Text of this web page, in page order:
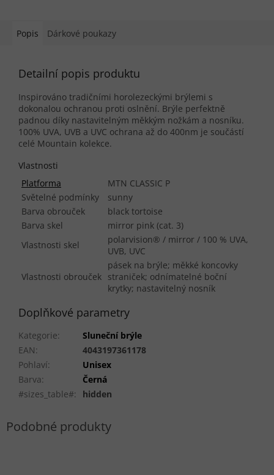
Popis Dárkové poukazy
Detailní popis produktu
Inspirováno tradičními horolezeckými brýlemi s
dokonalou ochranou proti oslnění. Brýle perfektně
padnou díky nastavitelným měkkým nožkám a nosníku.
100% UVA, UVB a UVC ochrana až do 400nm je součástí
celé Mountain kolekce.
Vlastnosti
Platforma
MTN CLASSIC P
Světelné podmínky
sunny
Barva obrouček
black tortoise
Barva skel
mirror pink (cat. 3)
Vlastnosti skel
polarvision® / mirror / 100 % UVA,
UVB, UVC
Vlastnosti obrouček
pásek na brýle; měkké koncovky
straniček; odnímatelné boční
krytky; nastavitelný nosník
Doplňkové parametry
Kategorie:
Sluneční brýle
EAN:
4043197361178
Pohlaví:
Unisex
Barva:
Černá
#sizes_table#: hidden